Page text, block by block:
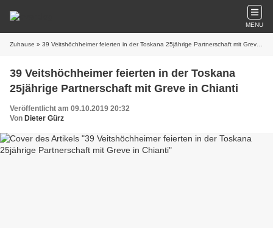
MENU
Zuhause » 39 Veitshöchheimer feierten in der Toskana 25jährige Partnerschaft mit Greve in Chianti
39 Veitshöchheimer feierten in der Toskana
25jährige Partnerschaft mit Greve in Chianti
Veröffentlicht am 09.10.2019 20:32
Von Dieter Gürz